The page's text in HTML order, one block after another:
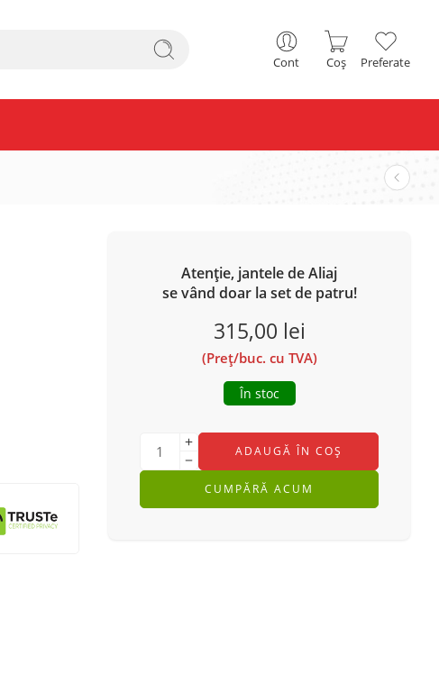
Cont Coș Preferate
Atenție, jantele de Aliaj
se vând doar la set de patru!
315,00 lei
(Preț/buc. cu TVA)
În stoc
ADAUGĂ ÎN COȘ
CUMPĂRĂ ACUM